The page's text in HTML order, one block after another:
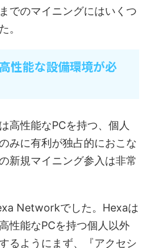
でのマイニングにはいくつ
。
性能な設備環境が必
高性能なPCを持つ、個人
みに有利が独占的におこな
新規マイニング参入は非常
Networkでした。Hexaは
性能なPCを持つ個人以外
るようにまず、『アクセシ